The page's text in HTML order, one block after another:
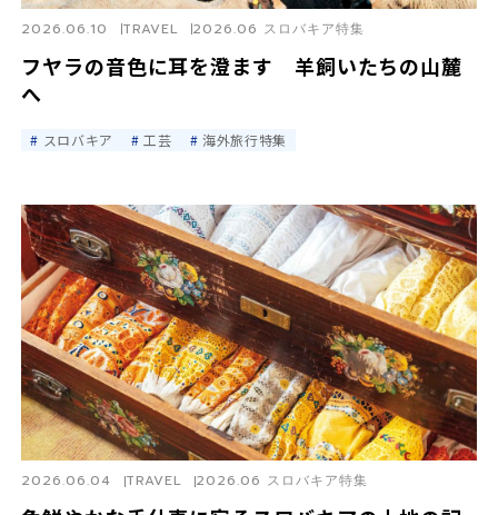
フヤラの音色に耳を澄ます 羊飼いたちの山麓
へ
2026.06.10 TRAVEL 2026.06 スロバキア特集
スロバキア 工芸 海外旅行特集
2026.06.04 TRAVEL 2026.06 スロバキア特集